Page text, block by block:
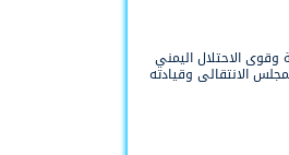
وقوى الاحتلال اليمني
الانتقالي وقيادته